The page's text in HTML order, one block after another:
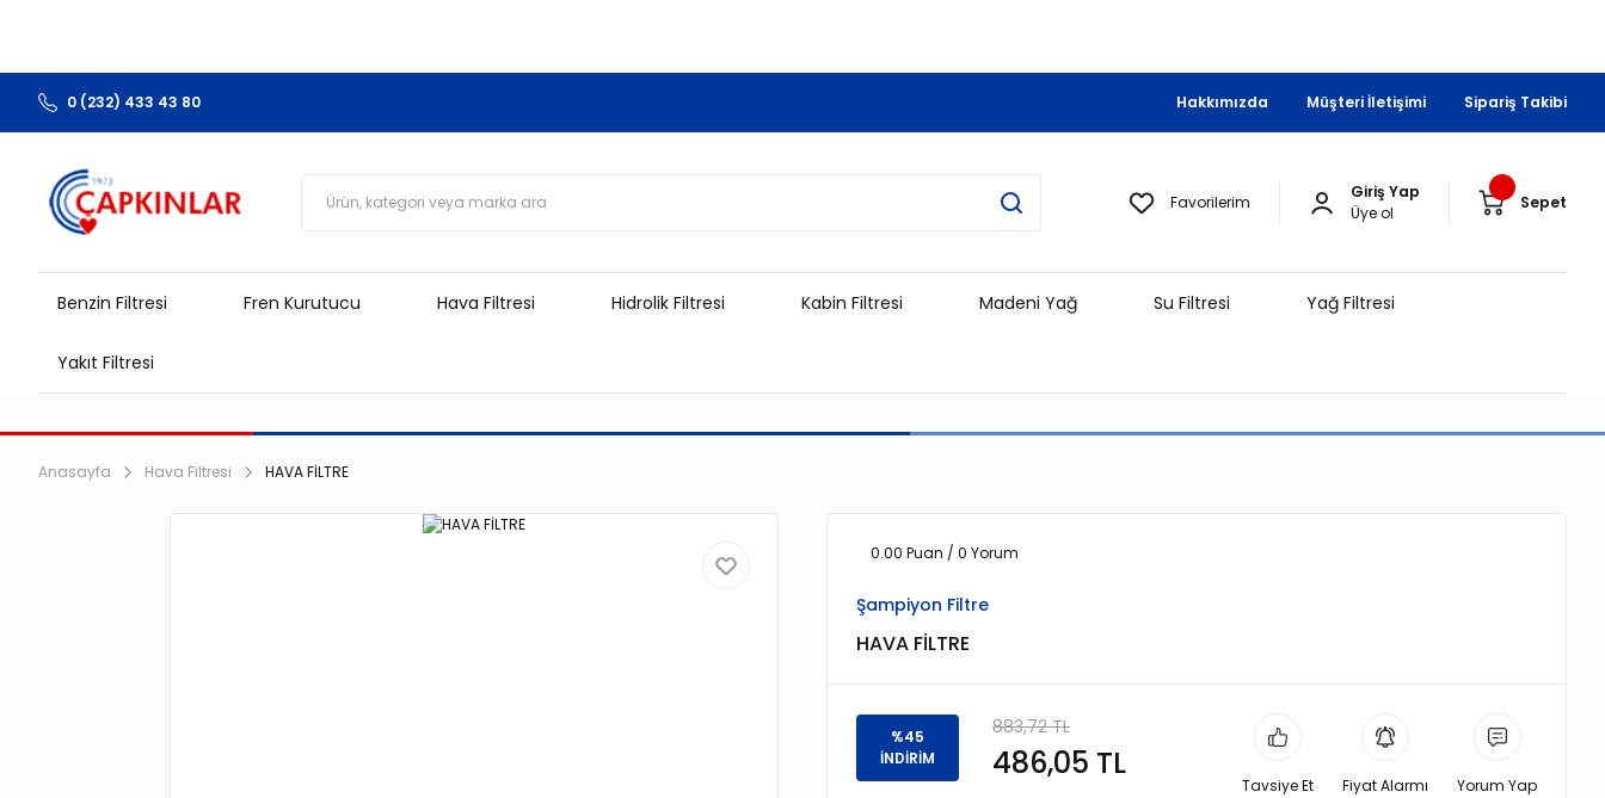
0 (232) 433 43 80 Hakkımızda Müşteri İletişimi Sipariş Takibi
Favorilerim
Giriş Yap
Üye ol
Sepet
Benzin Filtresi Fren Kurutucu Hava Filtresi Hidrolik Filtresi Kabin Filtresi Madeni Yağ Su Filtresi Yağ Filtresi
Yakıt Filtresi
Anasayfa Hava Filtresi HAVA FİLTRE
0.00 Puan / 0 Yorum
Şampiyon Filtre
HAVA FİLTRE
%45
İNDİRİM
883,72 TL
486,05 TL
Tavsiye Et Fiyat Alarmı Yorum Yap